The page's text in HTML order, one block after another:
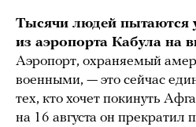
Тысячи людей пытаются
из аэропорта Кабула на
Аэропорт, охраняемый
военными, — это сейчас
тех, кто хочет покинуть
на 16 августа он прекратил